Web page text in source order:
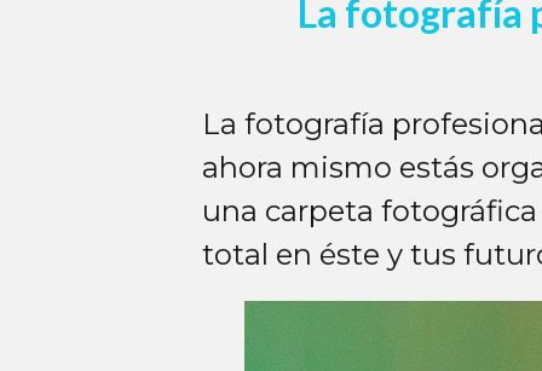
La fotografía
La fotografía
ahora mismo estás
una carpeta
total en éste y tus